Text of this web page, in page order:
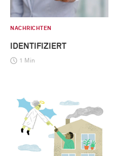
NACHRICHTEN
IDENTIFIZIERT
1 Min